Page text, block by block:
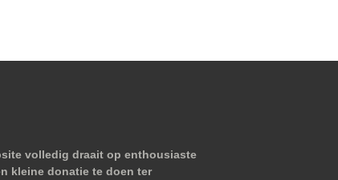
volledig draait op enthousiaste
kleine donatie te doen ter